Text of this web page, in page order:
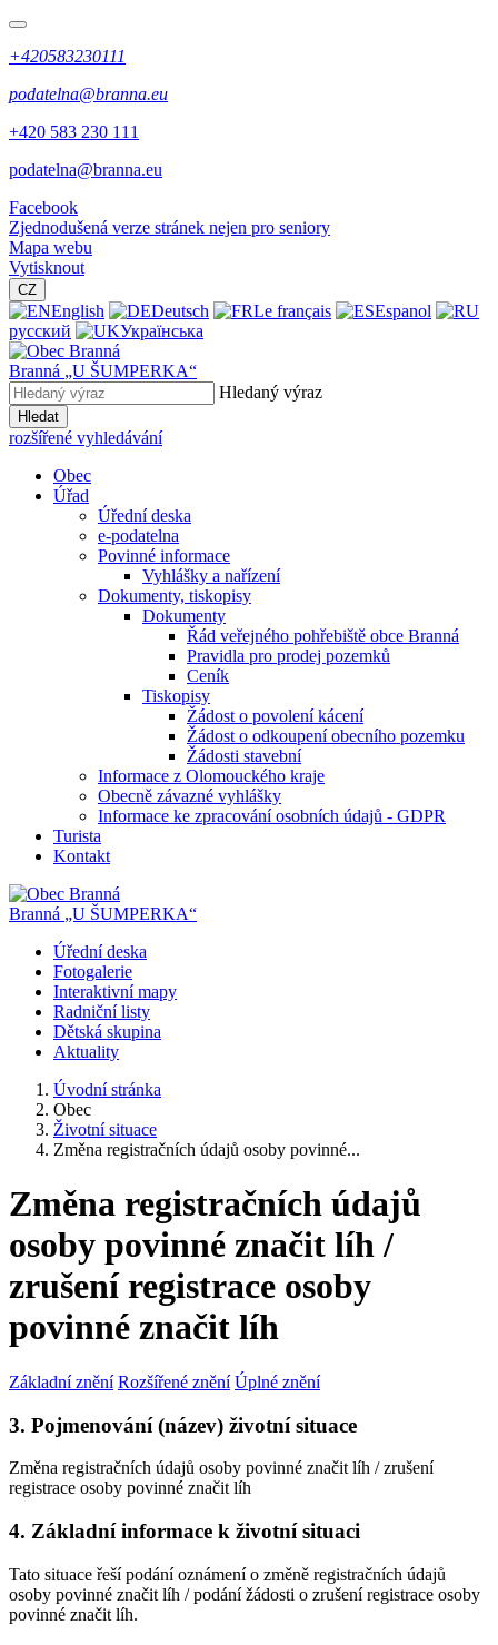
+420583230111
podatelna@branna.eu
+420 583 230 111
podatelna@branna.eu
Facebook
Zjednodušená verze stránek nejen pro seniory
Mapa webu
Vytisknout
CZ
English Deutsch Le français
Espanol
русский
Українська
Branná „U ŠUMPERKA“
Hledaný výraz
Hledat
rozšířené vyhledávání
Obec
Úřad
Úřední deska
e-podatelna
Povinné informace
Vyhlášky a nařízení
Dokumenty, tiskopisy
Dokumenty
Řád veřejného pohřebiště obce Branná
Pravidla pro prodej pozemků
Ceník
Tiskopisy
Žádost o povolení kácení
Žádost o odkoupení obecního pozemku
Žádosti stavební
Informace z Olomouckého kraje
Obecně závazné vyhlášky
Informace ke zpracování osobních údajů - GDPR
Turista
Kontakt
Branná „U ŠUMPERKA“
Úřední deska
Fotogalerie
Interaktivní mapy
Radniční listy
Dětská skupina
Aktuality
Úvodní stránka
Obec
Životní situace
Změna registračních údajů osoby povinné...
Změna registračních údajů
osoby povinné značit líh /
zrušení registrace osoby
povinné značit líh
Základní znění Rozšířené znění Úplné znění
3. Pojmenování (název) životní situace
Změna registračních údajů osoby povinné značit líh / zrušení
registrace osoby povinné značit líh
4. Základní informace k životní situaci
Tato situace řeší podání oznámení o změně registračních údajů
osoby povinné značit líh / podání žádosti o zrušení registrace osoby
povinné značit líh.